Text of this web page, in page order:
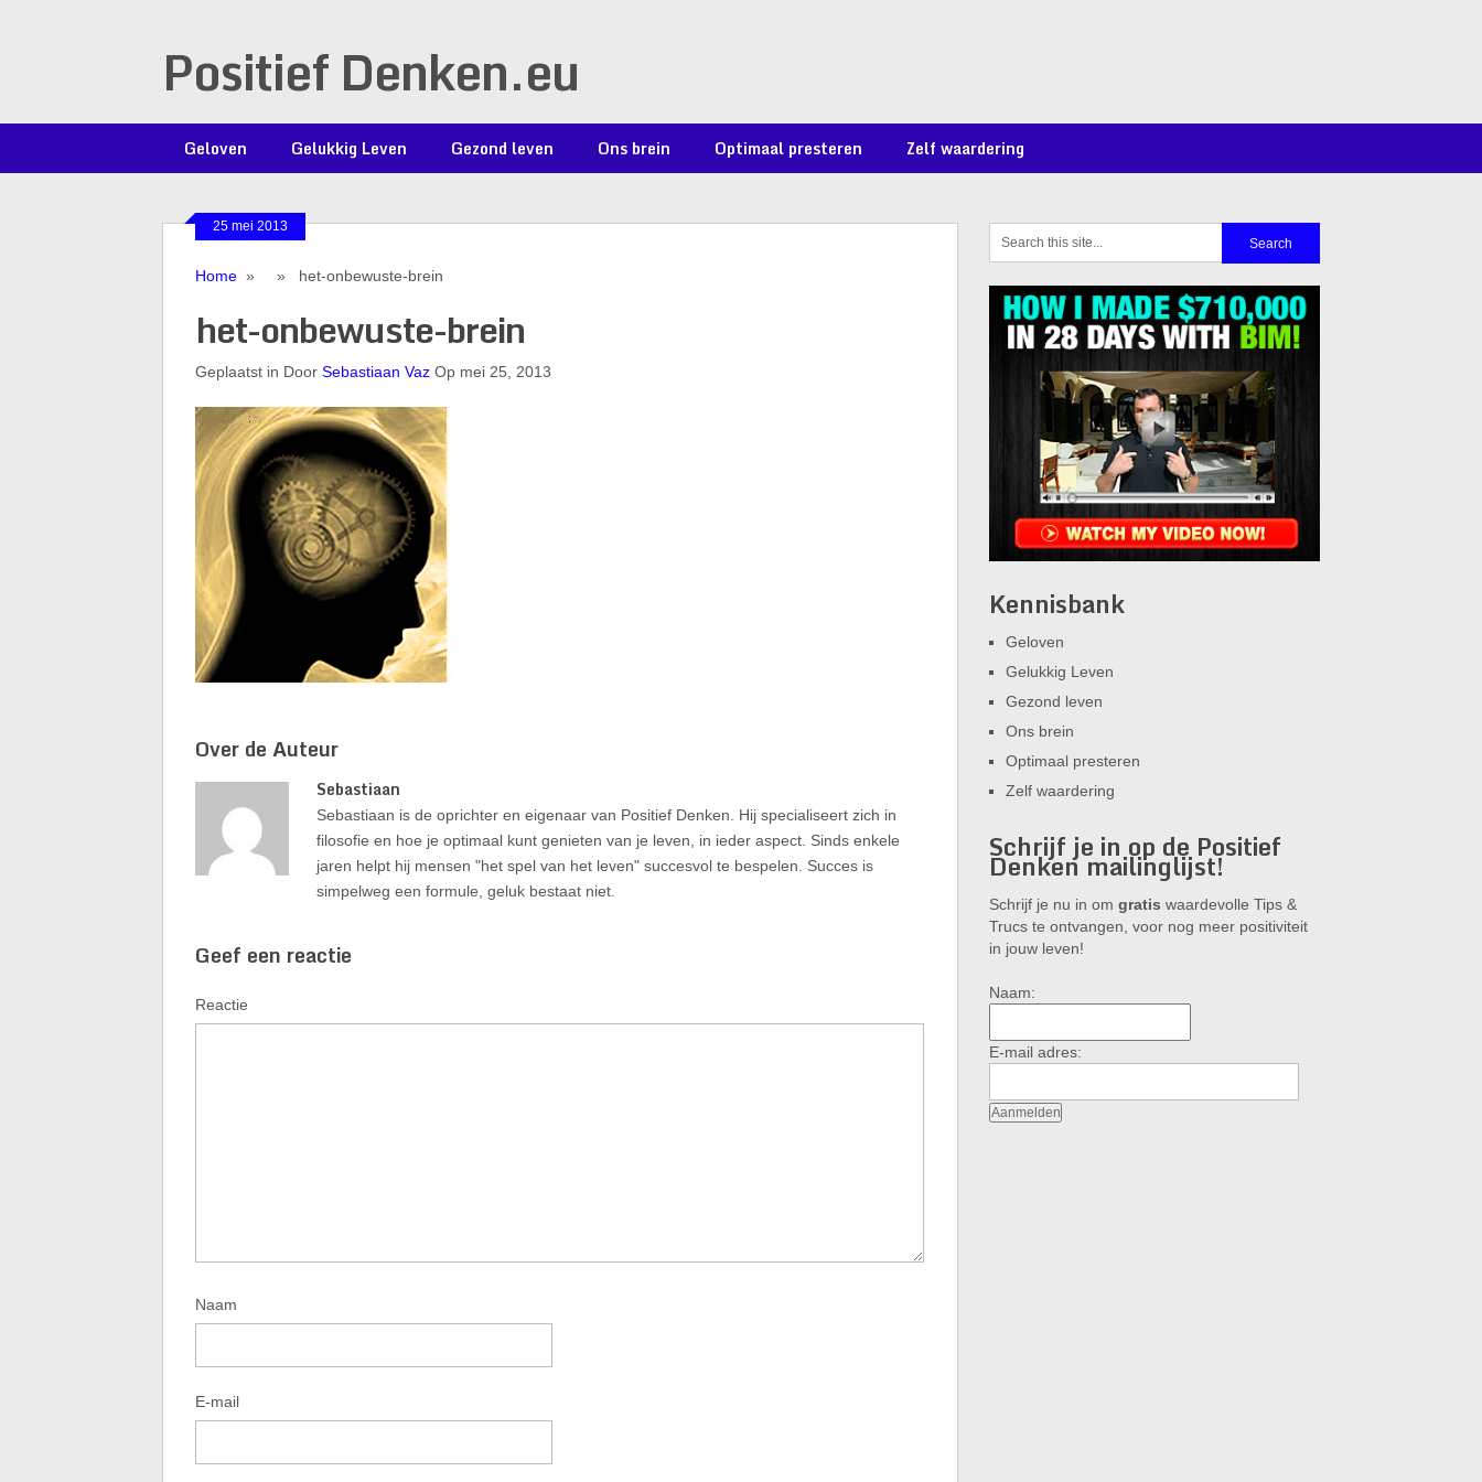
Positief Denken.eu
Geloven Gelukkig Leven Gezond leven Ons brein Optimaal presteren Zelf waardering
25 mei 2013
Home» » het-onbewuste-brein
het-onbewuste-brein
Geplaatst in Door Sebastiaan VazOp mei 25, 2013
Over de Auteur
Sebastiaan
Sebastiaan is de oprichter en eigenaar van Positief Denken. Hij specialiseert zich in
filosofie en hoe je optimaal kunt genieten van je leven, in ieder aspect. Sinds enkele
jaren helpt hij mensen "het spel van het leven" succesvol te bespelen. Succes is
simpelweg een formule, geluk bestaat niet.
Geef een reactie
Reactie
Naam
E-mail
Kennisbank
Geloven
Gelukkig Leven
Gezond leven
Ons brein
Optimaal presteren
Zelf waardering
Schrijf je in op de Positief
Denken mailinglijst!
Schrijf je nu in om gratis waardevolle Tips &
Trucs te ontvangen, voor nog meer positiviteit
in jouw leven!
Naam:
E-mail adres: